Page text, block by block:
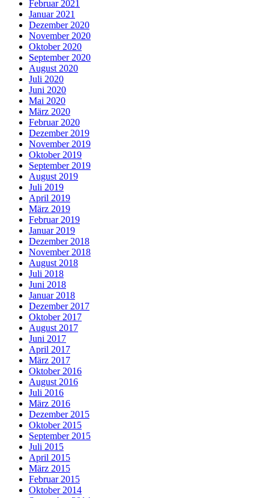
Februar 2021
Januar 2021
Dezember 2020
November 2020
Oktober 2020
September 2020
August 2020
Juli 2020
Juni 2020
Mai 2020
März 2020
Februar 2020
Dezember 2019
November 2019
Oktober 2019
September 2019
August 2019
Juli 2019
April 2019
März 2019
Februar 2019
Januar 2019
Dezember 2018
November 2018
August 2018
Juli 2018
Juni 2018
Januar 2018
Dezember 2017
Oktober 2017
August 2017
Juni 2017
April 2017
März 2017
Oktober 2016
August 2016
Juli 2016
März 2016
Dezember 2015
Oktober 2015
September 2015
Juli 2015
April 2015
März 2015
Februar 2015
Oktober 2014